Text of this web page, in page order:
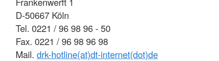
D-50667 Köln
Tel. 0221 / 96 98 96 - 50
Fax. 0221 / 96 98 96 98
Mail. drk-hotline(at)dt-internet(dot)de